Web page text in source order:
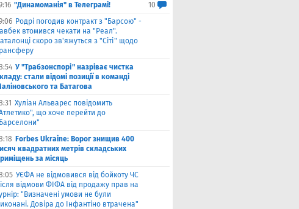
"Динамоманія" в Телеграмі!
10
Родрі погодив контракт з "Барсою" -
втомився чекати на "Реал".
скоро зв'яжуться з "Сіті" щодо
У "Трабзонспорі" назріває чистка
стали відомі позиції в команді
та Батагова
Хуліан Альварес повідомить
що хоче перейти до
Forbes Ukraine: Ворог знищив 400
квадратних метрів складських
за місяць
УЄФА не відмовився від бойкоту ЧС
відмови ФІФА від продажу прав на
"Визначені умови не були
Довіра до Інфантіно втрачена"